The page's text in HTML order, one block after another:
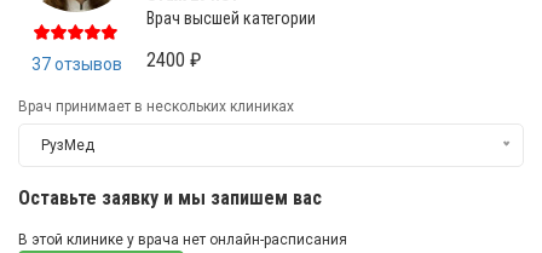
37 отзывов
Врач высшей категории
2400 ₽
Врач принимает в нескольких клиниках
РузМед
Оставьте заявку и мы запишем вас
В этой клинике у врача нет онлайн-расписания